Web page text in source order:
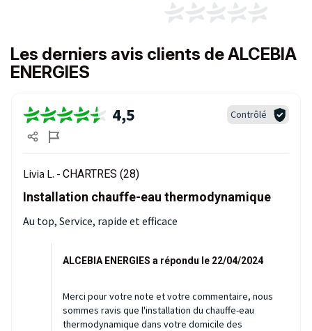
Les derniers avis clients de ALCEBIA
ENERGIES
4,5 Contrôlé
Livia L. - CHARTRES (28)
Installation chauffe-eau thermodynamique
Au top, Service, rapide et efficace
ALCEBIA ENERGIES a répondu le 22/04/2024
Merci pour votre note et votre commentaire, nous
sommes ravis que l'installation du chauffe-eau
thermodynamique dans votre domicile des